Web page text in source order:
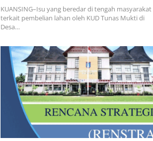
KUANSING–Isu yang beredar di tengah masyarakat
terkait pembelian lahan oleh KUD Tunas Mukti di
Desa…